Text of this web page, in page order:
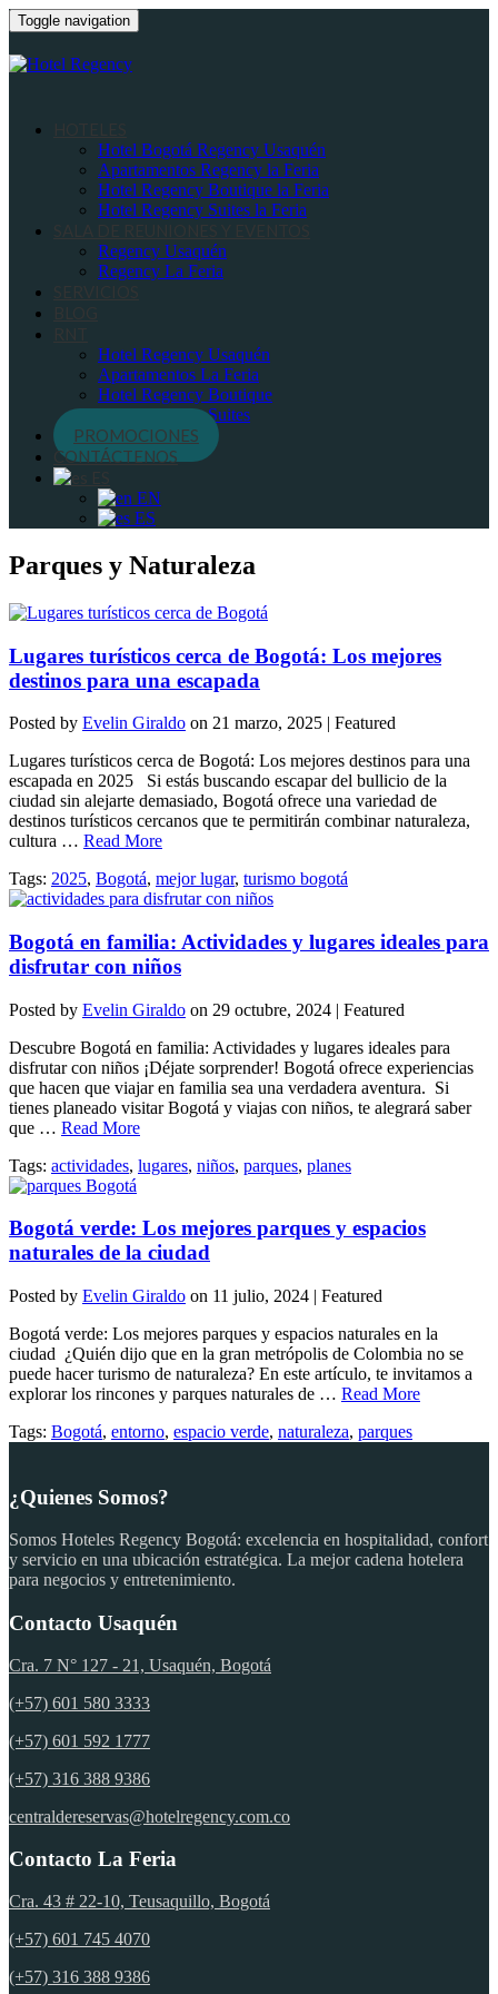
Toggle navigation
Hotel Bogotá Regency Usaquén
Apartamentos Regency la Feria
Hotel Regency Boutique la Feria
Hotel Regency Suites la Feria
Regency Usaquén
Regency La Feria
SERVICIOS
BLOG
Hotel Regency Usaquén
Apartamentos La Feria
Hotel Regency Boutique
Hotel Regency Suites
PROMOCIONES
CONTÁCTENOS
EN
ES
Parques y Naturaleza
Lugares turísticos cerca de Bogotá: Los mejores
destinos para una escapada
Posted by Evelin Giraldo on 21 marzo, 2025 | Featured
Lugares turísticos cerca de Bogotá: Los mejores destinos para una
escapada en 2025 Si estás buscando escapar del bullicio de la
ciudad sin alejarte demasiado, Bogotá ofrece una variedad de
destinos turísticos cercanos que te permitirán combinar naturaleza,
cultura … Read More
Tags: 2025, Bogotá, mejor lugar, turismo bogotá
Bogotá en familia: Actividades y lugares ideales para
disfrutar con niños
Posted by Evelin Giraldo on 29 octubre, 2024 | Featured
Descubre Bogotá en familia: Actividades y lugares ideales para
disfrutar con niños ¡Déjate sorprender! Bogotá ofrece experiencias
que hacen que viajar en familia sea una verdadera aventura. Si
tienes planeado visitar Bogotá y viajas con niños, te alegrará saber
que … Read More
Tags: actividades, lugares, niños, parques, planes
Bogotá verde: Los mejores parques y espacios
naturales de la ciudad
Posted by Evelin Giraldo on 11 julio, 2024 | Featured
Bogotá verde: Los mejores parques y espacios naturales en la
ciudad ¿Quién dijo que en la gran metrópolis de Colombia no se
puede hacer turismo de naturaleza? En este artículo, te invitamos a
explorar los rincones y parques naturales de … Read More
Tags: Bogotá, entorno, espacio verde, naturaleza, parques
¿Quienes Somos?
Somos Hoteles Regency Bogotá: excelencia en hospitalidad, confort
y servicio en una ubicación estratégica. La mejor cadena hotelera
para negocios y entretenimiento.
Contacto Usaquén
Cra. 7 N° 127 - 21, Usaquén, Bogotá
(+57) 601 580 3333
(+57) 601 592 1777
(+57) 316 388 9386
centraldereservas@hotelregency.com.co
Contacto La Feria
Cra. 43 # 22-10, Teusaquillo, Bogotá
(+57) 601 745 4070
(+57) 316 388 9386